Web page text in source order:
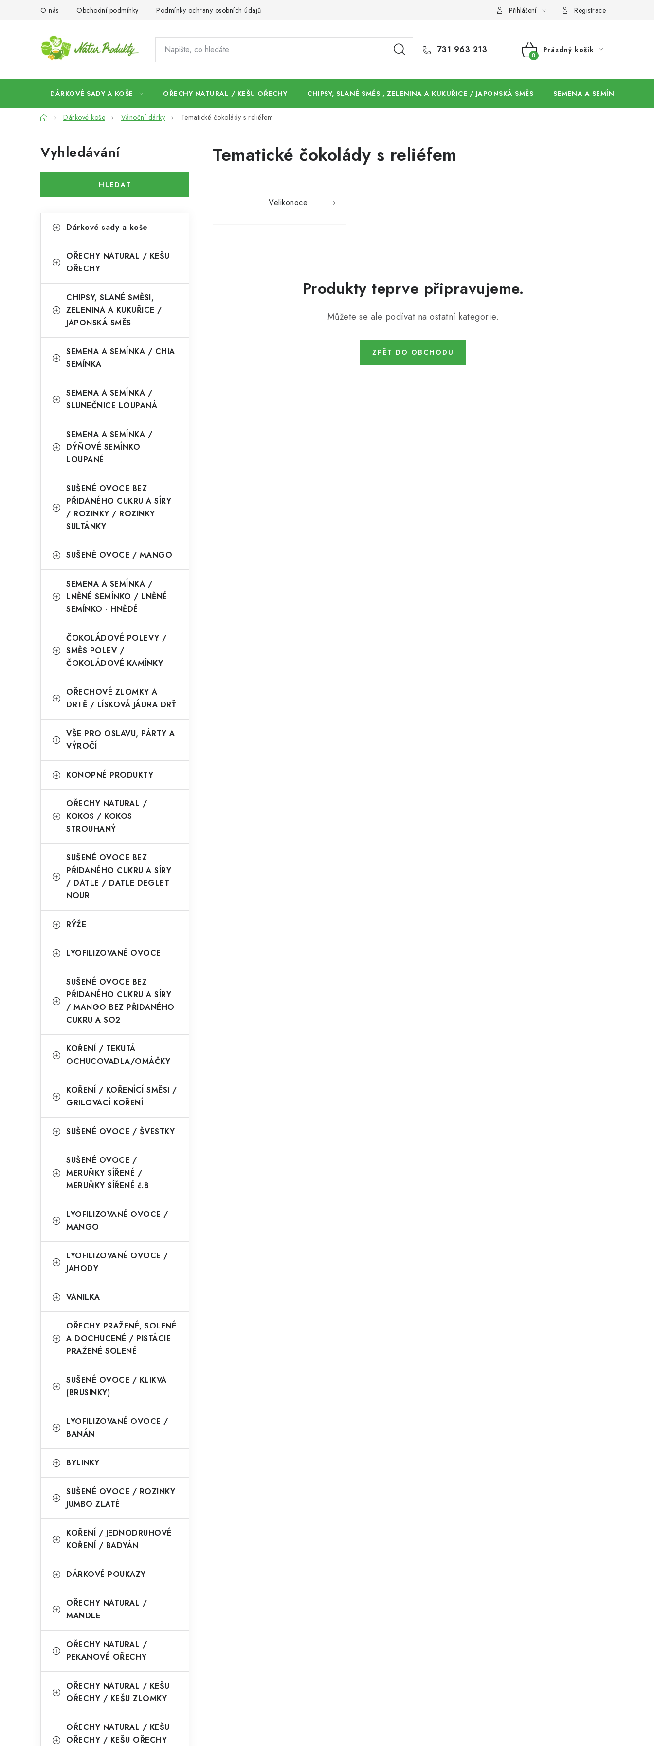
O nás Obchodní podmínky Podmínky ochrany osobních údajů Přihlášení Registrace
731 963 213
NÁKUPNÍ
Prázdný košík
DÁRKOVÉ SADY A KOŠE OŘECHY NATURAL / KEŠU OŘECHY CHIPSY, SLANÉ SMĚSI, ZELENINA A KUKUŘICE / JAPONSKÁ SMĚS SEMENA A SEMÍNKA / CHIA
DomůDárkové koše Vánoční dárky Tematické čokolády s reliéfem
o
s
t
r
n
í
n
l
Vyhledávání
HLEDAT
kategorie
a
g
i
Dárkové sady a koše
OŘECHY NATURAL / KEŠU
OŘECHY
CHIPSY, SLANÉ SMĚSI,
ZELENINA A KUKUŘICE /
JAPONSKÁ SMĚS
SEMENA A SEMÍNKA / CHIA
SEMÍNKA
SEMENA A SEMÍNKA /
SLUNEČNICE LOUPANÁ
SEMENA A SEMÍNKA /
DÝŇOVÉ SEMÍNKO
LOUPANÉ
SUŠENÉ OVOCE BEZ
PŘIDANÉHO CUKRU A SÍRY
/ ROZINKY / ROZINKY
SULTÁNKY
SUŠENÉ OVOCE / MANGO
SEMENA A SEMÍNKA /
LNĚNÉ SEMÍNKO / LNĚNÉ
SEMÍNKO - HNĚDÉ
ČOKOLÁDOVÉ POLEVY /
SMĚS POLEV /
ČOKOLÁDOVÉ KAMÍNKY
OŘECHOVÉ ZLOMKY A
DRTĚ / LÍSKOVÁ JÁDRA DRŤ
VŠE PRO OSLAVU, PÁRTY A
VÝROČÍ
KONOPNÉ PRODUKTY
OŘECHY NATURAL /
KOKOS / KOKOS
STROUHANÝ
SUŠENÉ OVOCE BEZ
PŘIDANÉHO CUKRU A SÍRY
/ DATLE / DATLE DEGLET
NOUR
RÝŽE
LYOFILIZOVANÉ OVOCE
SUŠENÉ OVOCE BEZ
PŘIDANÉHO CUKRU A SÍRY
/ MANGO BEZ PŘIDANÉHO
CUKRU A SO2
KOŘENÍ / TEKUTÁ
OCHUCOVADLA/OMÁČKY
KOŘENÍ / KOŘENÍCÍ SMĚSI /
GRILOVACÍ KOŘENÍ
SUŠENÉ OVOCE / ŠVESTKY
SUŠENÉ OVOCE /
MERUŇKY SÍŘENÉ /
MERUŇKY SÍŘENÉ č.8
LYOFILIZOVANÉ OVOCE /
MANGO
LYOFILIZOVANÉ OVOCE /
JAHODY
VANILKA
OŘECHY PRAŽENÉ, SOLENÉ
A DOCHUCENÉ / PISTÁCIE
PRAŽENÉ SOLENÉ
SUŠENÉ OVOCE / KLIKVA
(BRUSINKY)
LYOFILIZOVANÉ OVOCE /
BANÁN
BYLINKY
SUŠENÉ OVOCE / ROZINKY
JUMBO ZLATÉ
KOŘENÍ / JEDNODRUHOVÉ
KOŘENÍ / BADYÁN
DÁRKOVÉ POUKAZY
OŘECHY NATURAL /
MANDLE
OŘECHY NATURAL /
PEKANOVÉ OŘECHY
OŘECHY NATURAL / KEŠU
OŘECHY / KEŠU ZLOMKY
OŘECHY NATURAL / KEŠU
OŘECHY / KEŠU OŘECHY
Tematické čokolády s reliéfem
Velikonoce
Produkty teprve připravujeme.
Můžete se ale podívat na ostatní kategorie.
ZPĚT DO OBCHODU